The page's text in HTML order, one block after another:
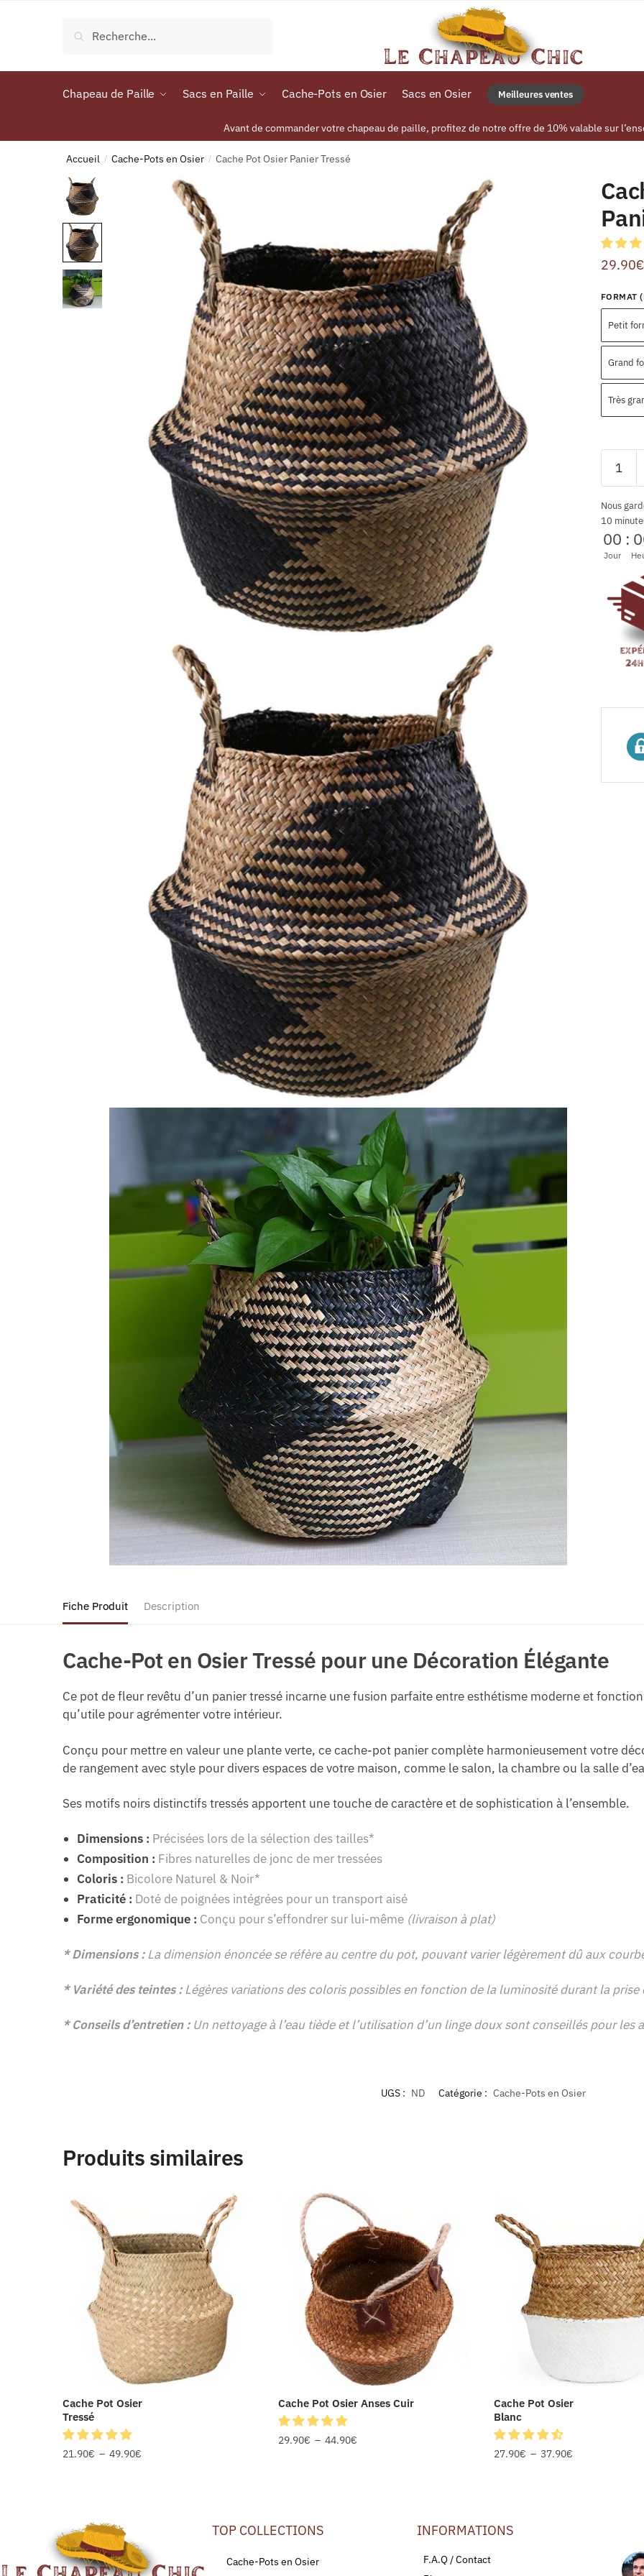
Recherche
Chapeau de Paille Sacs en Paille Cache-Pots en Osier Sacs en Osier Meilleures ventes
Avant de commander votre chapeau de paille, profitez de notre offre de 10% valable sur
Accueil / Cache-Pots en Osier / Cache Pot Osier Panier Tressé
29.90€
FORMAT
Petit
Grand
Très
Nous
10
00
Jour
:
Fiche Produit Description
Cache-Pot en Osier Tressé pour une Décoration Élégante
Ce pot de fleur revêtu d’un panier tressé incarne une fusion parfaite entre esthétisme moderne et
qu’utile pour agrémenter votre intérieur.
Conçu pour mettre en valeur une plante verte, ce cache-pot panier complète harmonieusement votre
de rangement avec style pour divers espaces de votre maison, comme le salon, la chambre ou la salle
Ses motifs noirs distinctifs tressés apportent une touche de caractère et de sophistication à l’ensemble.
Dimensions : Précisées lors de la sélection des tailles*
Composition : Fibres naturelles de jonc de mer tressées
Coloris : Bicolore Naturel & Noir*
Praticité : Doté de poignées intégrées pour un transport aisé
Forme ergonomique : Conçu pour s’effondrer sur lui-même (livraison à plat)
* Dimensions :La dimension énoncée se réfère au centre du pot, pouvant varier légèrement dû aux
* Variété des teintes :Légères variations des coloris possibles en fonction de la luminosité durant la
* Conseils d’entretien :Un nettoyage à l’eau tiède et l’utilisation d’un linge doux sont conseillés pour les
UGS : ND Catégorie : Cache-Pots en Osier
Produits similaires
Cache Pot Osier
Tressé
21.90€ – 49.90€
Cache Pot Osier Anses Cuir
29.90€ – 44.90€
Cache Pot Osier
Blanc
27.90€ – 37.90€
TOP COLLECTIONS
Cache-Pots en Osier
INFORMATIONS
F.A.Q / Contact